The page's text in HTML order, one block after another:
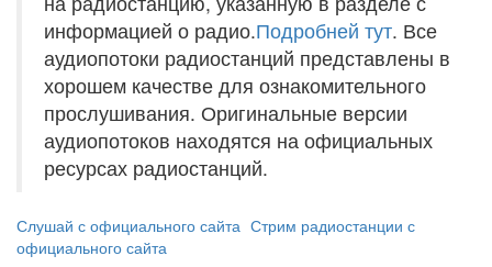
информацией о радио.Подробней тут. Все
аудиопотоки радиостанций представлены в
хорошем качестве для ознакомительного
прослушивания. Оригинальные версии
аудиопотоков находятся на официальных
ресурсах радиостанций.
Слушай с официального сайта Стрим радиостанции с
официального сайта